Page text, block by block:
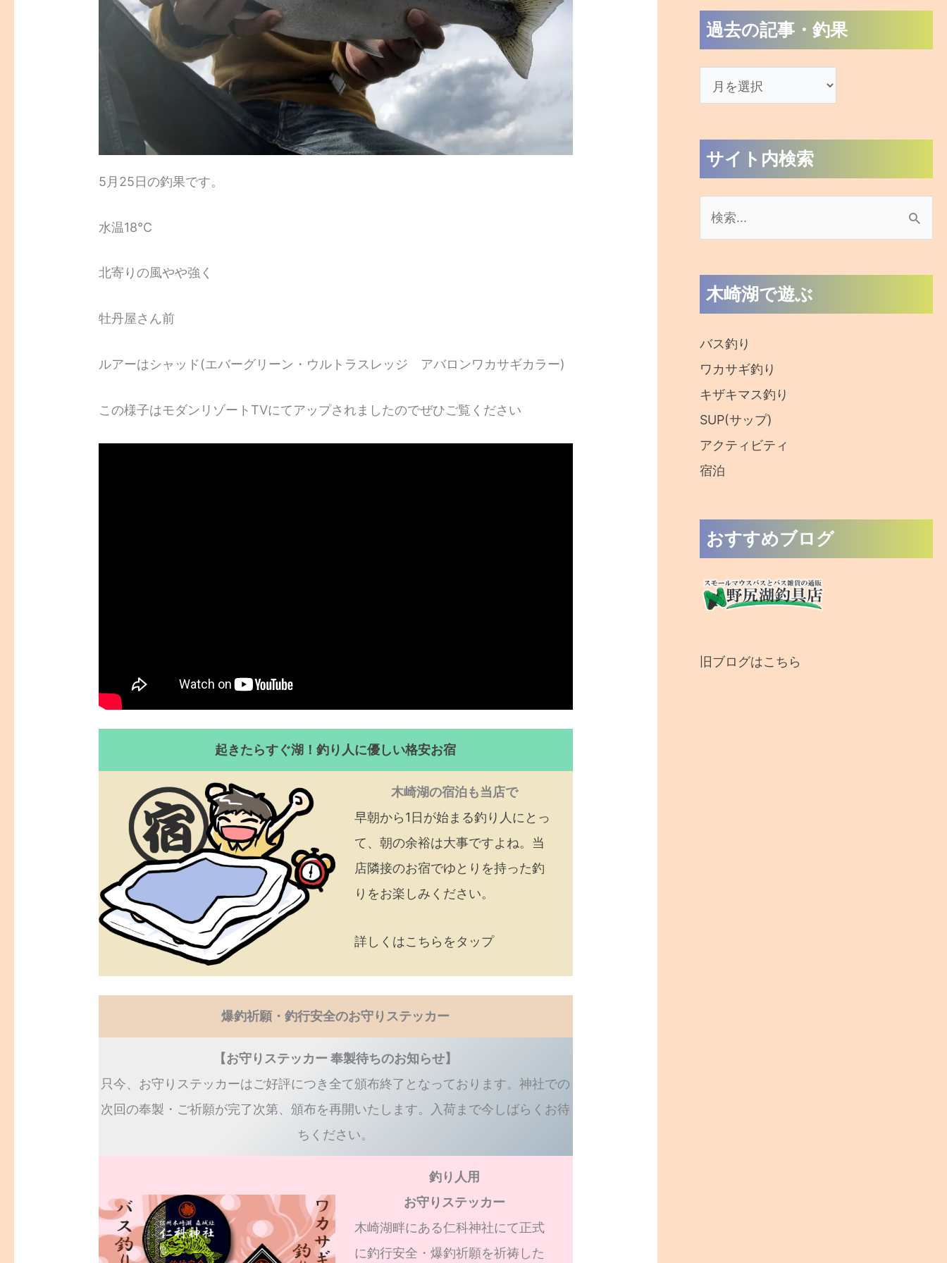
5月25日の釣果です。
水温18℃
北寄りの風やや強く
牡丹屋さん前
ルアーはシャッド(エバーグリーン・ウルトラスレッジ アバロンワカサギカラー)
この様子はモダンリゾートTVにてアップされましたのでぜひご覧ください
起きたらすぐ湖！釣り人に優しい格安お宿
木崎湖の宿泊も当店で
早朝から1日が始まる釣り人にとっ
て、朝の余裕は大事ですよね。当
店隣接のお宿でゆとりを持った釣
りをお楽しみください。
詳しくはこちらをタップ
爆釣祈願・釣行安全のお守りステッカー
【お守りステッカー 奉製待ちのお知らせ】
只今、お守りステッカーはご好評につき全て頒布終了となっております。神社での
次回の奉製・ご祈願が完了次第、頒布を再開いたします。入荷まで今しばらくお待
ちください。
釣り人用
お守りステッカー
木崎湖畔にある仁科神社にて正式
に釣行安全・爆釣祈願を祈祷した
過去の記事・釣果
サイト内検索
検
対
象
木崎湖で遊ぶ
バス釣り
ワカサギ釣り
キザキマス釣り
SUP(サップ)
アクティビティ
宿泊
おすすめブログ
旧ブログはこちら